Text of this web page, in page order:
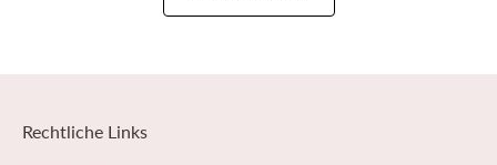
Rechtliche Links